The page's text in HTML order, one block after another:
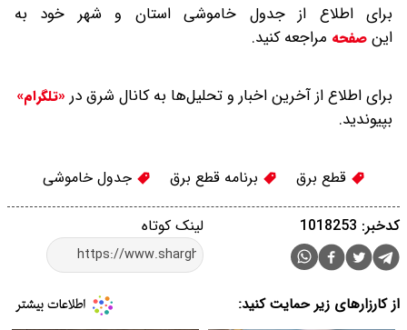
برای اطلاع از جدول خاموشی استان و شهر خود به
این صفحه مراجعه کنید.
برای اطلاع از آخرین اخبار و تحلیل‌ها به کانال شرق در «تلگرام»
بپیوندید.
قطع برق برنامه قطع برق جدول خاموشی
لینک کوتاه کدخبر: 1018253
از کارزارهای زیر حمایت کنید: